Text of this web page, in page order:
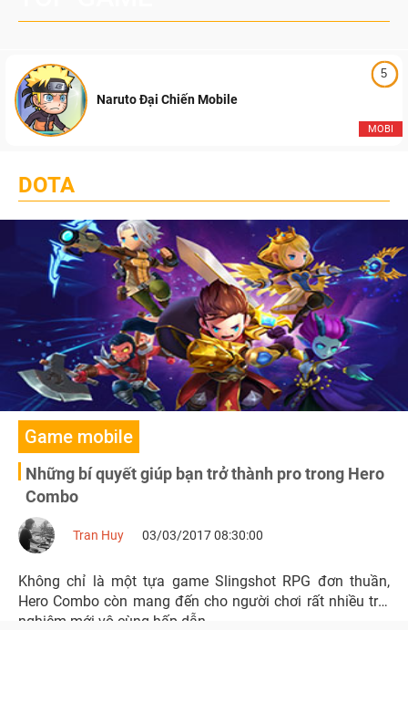
5
MOBI
Naruto Đại Chiến Mobile
DOTA
Game mobile
Những bí quyết giúp bạn trở thành pro trong Hero
Combo
Tran Huy 03/03/2017 08:30:00
Không chỉ là một tựa game Slingshot RPG đơn thuần,
Hero Combo còn mang đến cho người chơi rất nhiều trải
nghiệm mới vô cùng hấp dẫn.